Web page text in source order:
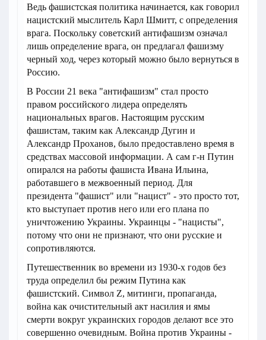
Ведь фашистская политика начинается, как говорил
нацистский мыслитель Карл Шмитт, с определения
врага. Поскольку советский антифашизм означал
лишь определение врага, он предлагал фашизму
черный ход, через который можно было вернуться в
Россию.
В России 21 века "антифашизм" стал просто
правом российского лидера определять
национальных врагов. Настоящим русским
фашистам, таким как Александр Дугин и
Александр Проханов, было предоставлено время в
средствах массовой информации. А сам г-н Путин
опирался на работы фашиста Ивана Ильина,
работавшего в межвоенный период. Для
президента "фашист" или "нацист" - это просто тот,
кто выступает против него или его плана по
уничтожению Украины. Украинцы - "нацисты",
потому что они не признают, что они русские и
сопротивляются.
Путешественник во времени из 1930-х годов без
труда определил бы режим Путина как
фашистский. Символ Z, митинги, пропаганда,
война как очистительный акт насилия и ямы
смерти вокруг украинских городов делают все это
совершенно очевидным. Война против Украины -